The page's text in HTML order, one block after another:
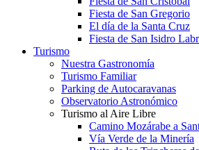
Fiesta de San Gregorio
El día de la Santa Cruz
Fiesta de San Isidro
Turismo
Nuestra Gastronomía
Turismo Familiar
Parking de Autocaravanas
Observatorio Astronómico
Turismo al Aire Libre
Camino Mozárabe a
Vía Verde de la Minería